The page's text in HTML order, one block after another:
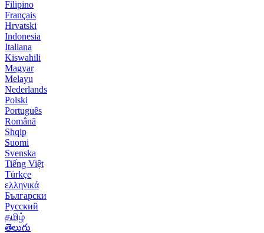
Filipino
Français
Hrvatski
Indonesia
Italiana
Kiswahili
Magyar
Melayu
Nederlands
Polski
Português
Română
Shqip
Suomi
Svenska
Tiếng Việt
Türkçe
ελληνικά
Български
Русский
தமிழ்
తెలుగు